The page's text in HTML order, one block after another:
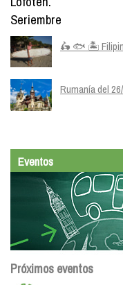
🛵 🐟 🏝️
Rumanía del
Eventos
Próximos eventos